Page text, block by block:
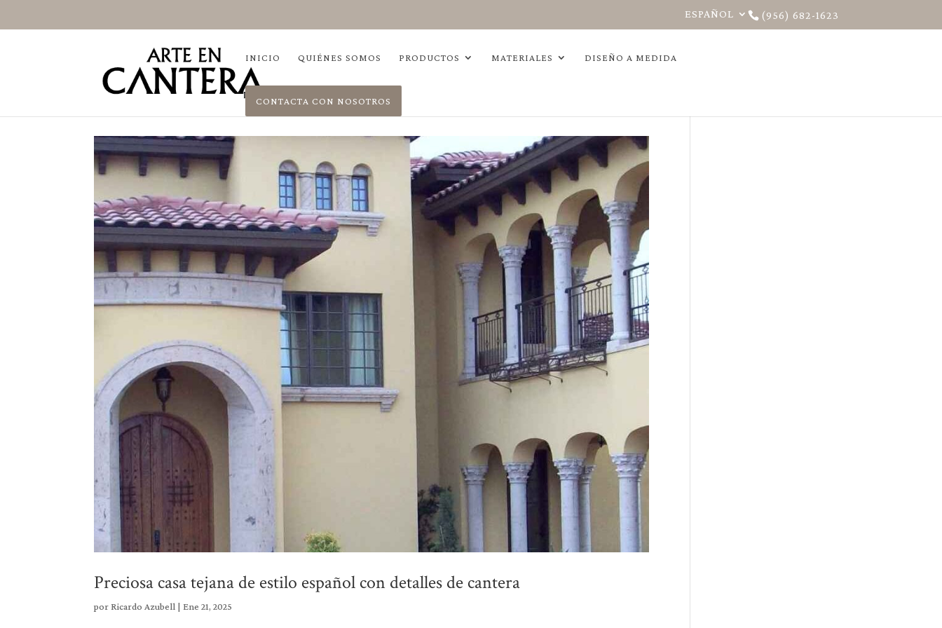
(956) 682-1623
ESPAÑOL
INICIO QUIÉNES SOMOS PRODUCTOS MATERIALES DISEÑO A MEDIDA
CONTACTA CON NOSOTROS
Preciosa casa tejana de estilo español con detalles de cantera
por Ricardo Azubell | Ene 21, 2025